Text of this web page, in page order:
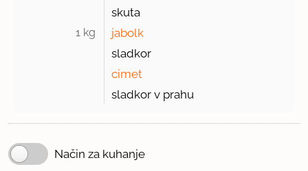
skuta
1 kg
jabolk
sladkor
cimet
sladkor v prahu
Način za kuhanje